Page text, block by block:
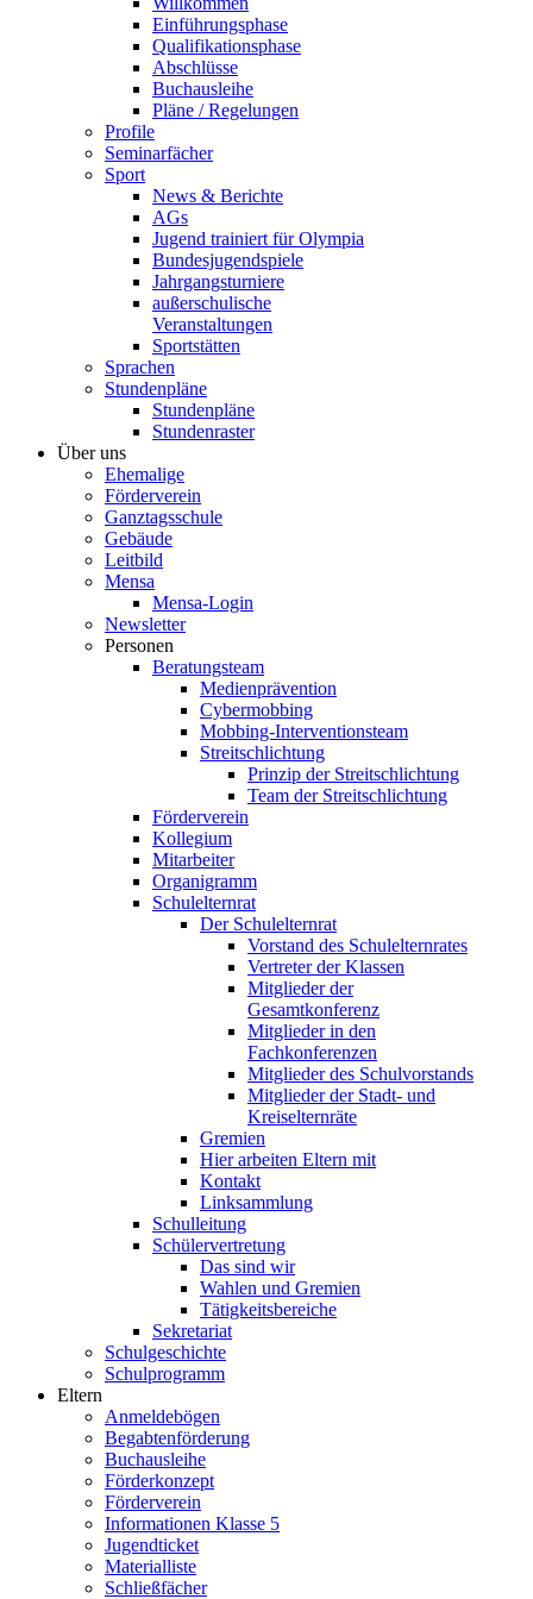
Einführungsphase
Qualifikationsphase
Abschlüsse
Buchausleihe
Pläne / Regelungen
Profile
Seminarfächer
Sport
News & Berichte
AGs
Jugend trainiert für Olympia
Bundesjugendspiele
Jahrgangsturniere
außerschulische
Veranstaltungen
Sportstätten
Sprachen
Stundenpläne
Stundenpläne
Stundenraster
Über uns
Ehemalige
Förderverein
Ganztagsschule
Gebäude
Leitbild
Mensa
Mensa-Login
Newsletter
Personen
Beratungsteam
Medienprävention
Cybermobbing
Mobbing-Interventionsteam
Streitschlichtung
Prinzip der Streitschlichtung
Team der Streitschlichtung
Förderverein
Kollegium
Mitarbeiter
Organigramm
Schulelternrat
Der Schulelternrat
Vorstand des Schulelternrates
Vertreter der Klassen
Mitglieder der
Gesamtkonferenz
Mitglieder in den
Fachkonferenzen
Mitglieder des Schulvorstands
Mitglieder der Stadt- und
Kreiselternräte
Gremien
Hier arbeiten Eltern mit
Kontakt
Linksammlung
Schulleitung
Schülervertretung
Das sind wir
Wahlen und Gremien
Tätigkeitsbereiche
Sekretariat
Schulgeschichte
Schulprogramm
Eltern
Anmeldebögen
Begabtenförderung
Buchausleihe
Förderkonzept
Förderverein
Informationen Klasse 5
Jugendticket
Materialliste
Schließfächer